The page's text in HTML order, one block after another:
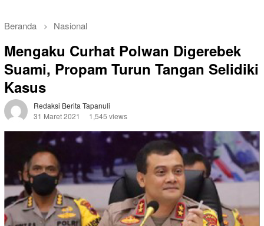
Beranda Nasional
Mengaku Curhat Polwan Digerebek
Suami, Propam Turun Tangan Selidiki
Kasus
Redaksi Berita Tapanuli
31 Maret 2021
1,545 views